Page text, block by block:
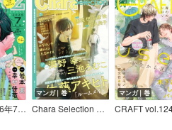
ihr HertZ 2026年7月号
マンガ｜巻
Chara Selection 2026年7月号
マンガ｜巻
CRAFT